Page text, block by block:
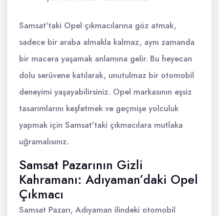
Samsat'taki Opel çıkmacılarına göz atmak,
sadece bir araba almakla kalmaz, aynı zamanda
bir macera yaşamak anlamına gelir. Bu heyecan
dolu serüvene katılarak, unutulmaz bir otomobil
deneyimi yaşayabilirsiniz. Opel markasının eşsiz
tasarımlarını keşfetmek ve geçmişe yolculuk
yapmak için Samsat'taki çıkmacılara mutlaka
uğramalısınız.
Samsat Pazarının Gizli
Kahramanı: Adıyaman’daki Opel
Çıkmacı
Samsat Pazarı, Adıyaman ilindeki otomobil